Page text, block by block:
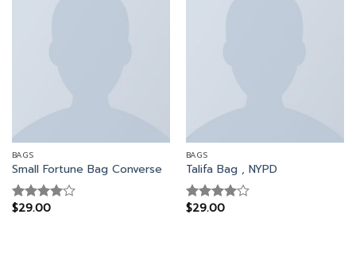
BAGS
Small Fortune Bag Converse
Rated
$29.00
BAGS
Talifa Bag , NYPD
Rated
$29.00